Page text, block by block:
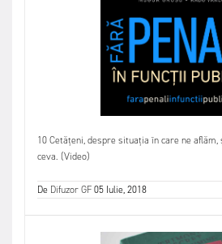
10 Cetățeni, despre situația în care ne
ceva. (Video)
De Difuzor GF05 Iulie, 2018